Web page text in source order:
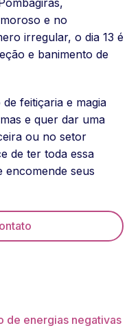
e no
irregular, o dia 13 é
e banimento de
feitiçaria e magia
e quer dar uma
ou no setor
de ter toda essa
encomende seus
de energias negativas